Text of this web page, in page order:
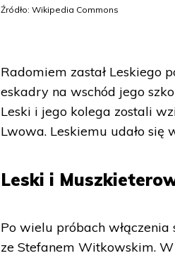
Źródło: Wikipedia Commons
Radomiem zastał Leskiego
eskadry na wschód jego
Leski i jego kolega zostali
Lwowa. Leskiemu udało się
Leski i
Po wielu próbach
ze Stefanem Witkowskim. W